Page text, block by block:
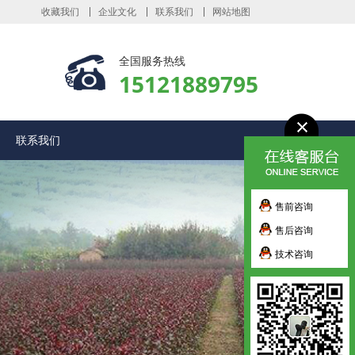
收藏我们 企业文化 联系我们 网站地图
全国服务热线
15121889795
联系我们
售前咨询
售后咨询
技术咨询